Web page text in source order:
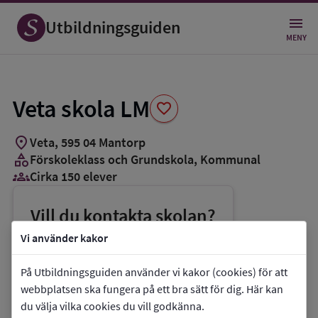
Vi använder kakor
På Utbildningsguiden använder vi kakor (cookies) för att
webbplatsen ska fungera på ett bra sätt för dig. Här kan
du välja vilka cookies du vill godkänna.
Utbildningsguiden MENY
Veta skola LM favorite
Spara
som
favorit
location_onVeta, 59504 Mantorp
categoryFörskoleklass och Grundskola, Kommunal
groups_3Cirka 150 elever
Vill du kontakta skolan?
phoneTelefon:010-2345680
E-post: vetaskola@mjolby.se
link Webbplats:Veta skola LM